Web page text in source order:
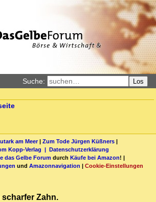
Suche: Los
am Meer| Zum Tode Jürgen Küßners |
Kopp-Verlag | Datenschutzerklärung
das Gelbe Forum durch Käufe bei Amazon! |
und Amazonnavigation | Cookie-Einstellungen
Zahn.